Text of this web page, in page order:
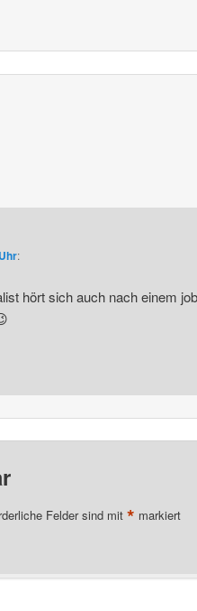
:
hört sich auch nach einem job
Felder sind mit * markiert